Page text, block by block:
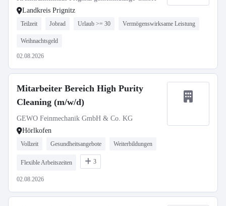
Landkreis Prignitz
Teilzeit Jobrad Urlaub >= 30 Vermögenswirksame Leistung
Weihnachtsgeld
02.08.2026
Mitarbeiter Bereich High Purity
Cleaning (m/w/d)
GEWO Feinmechanik GmbH & Co. KG
Hörlkofen
Vollzeit Gesundheitsangebote Weiterbildungen
Flexible Arbeitszeiten 3
02.08.2026